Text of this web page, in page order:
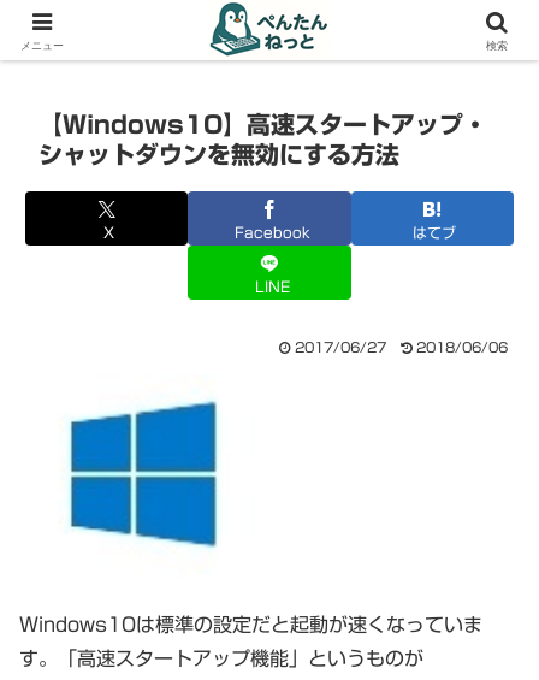
PCやガジェットの備忘録
【Windows10】高速スタートアップ・
シャットダウンを無効にする方法
X Facebook はてブ
LINE
2017/06/27 2018/06/06
Windows10は標準の設定だと起動が速くなっていま
す。「高速スタートアップ機能」というものが
メニュー 検索